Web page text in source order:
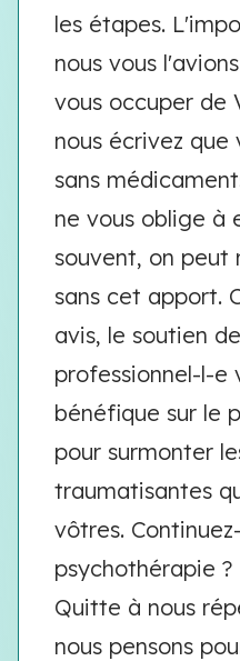
les étapes.
nous vous
vous occuper de
nous écrivez que
sans
ne vous oblige à
souvent, on peut
sans cet apport.
avis, le soutien
professionnel-l-e
bénéfique sur le
pour surmonter
traumatisantes
vôtres.
psychothérapie ?
Quitte à nous
nous pensons